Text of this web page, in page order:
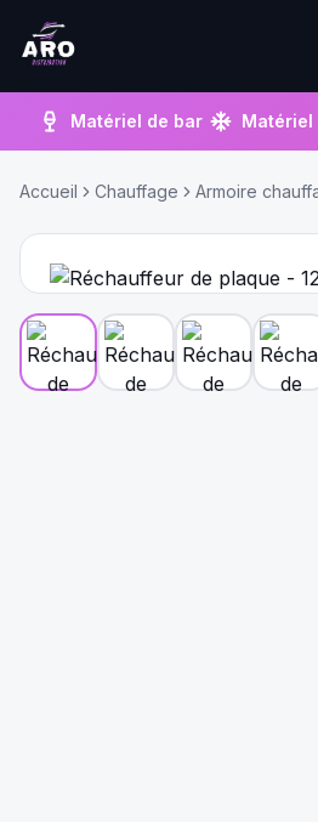
Matériel de bar Matériel
Accueil Chauffage Armoire